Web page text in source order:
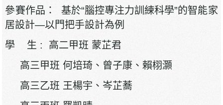
參賽作品： 基於“腦控專注力訓練科學”的智能家
居設計—以門把手設計為例
學 生 : 高二甲班 蒙芷君
高三甲班 何培琦、曾子康、賴栩灝
高三乙班 王楊宇、岑芷蕎